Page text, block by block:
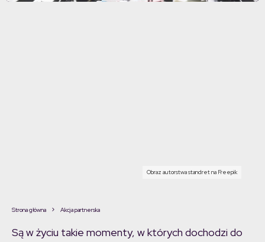
Obraz autorstwa standret na Freepik
Strona główna Akcja partnerska
Są w życiu takie momenty, w których dochodzi do